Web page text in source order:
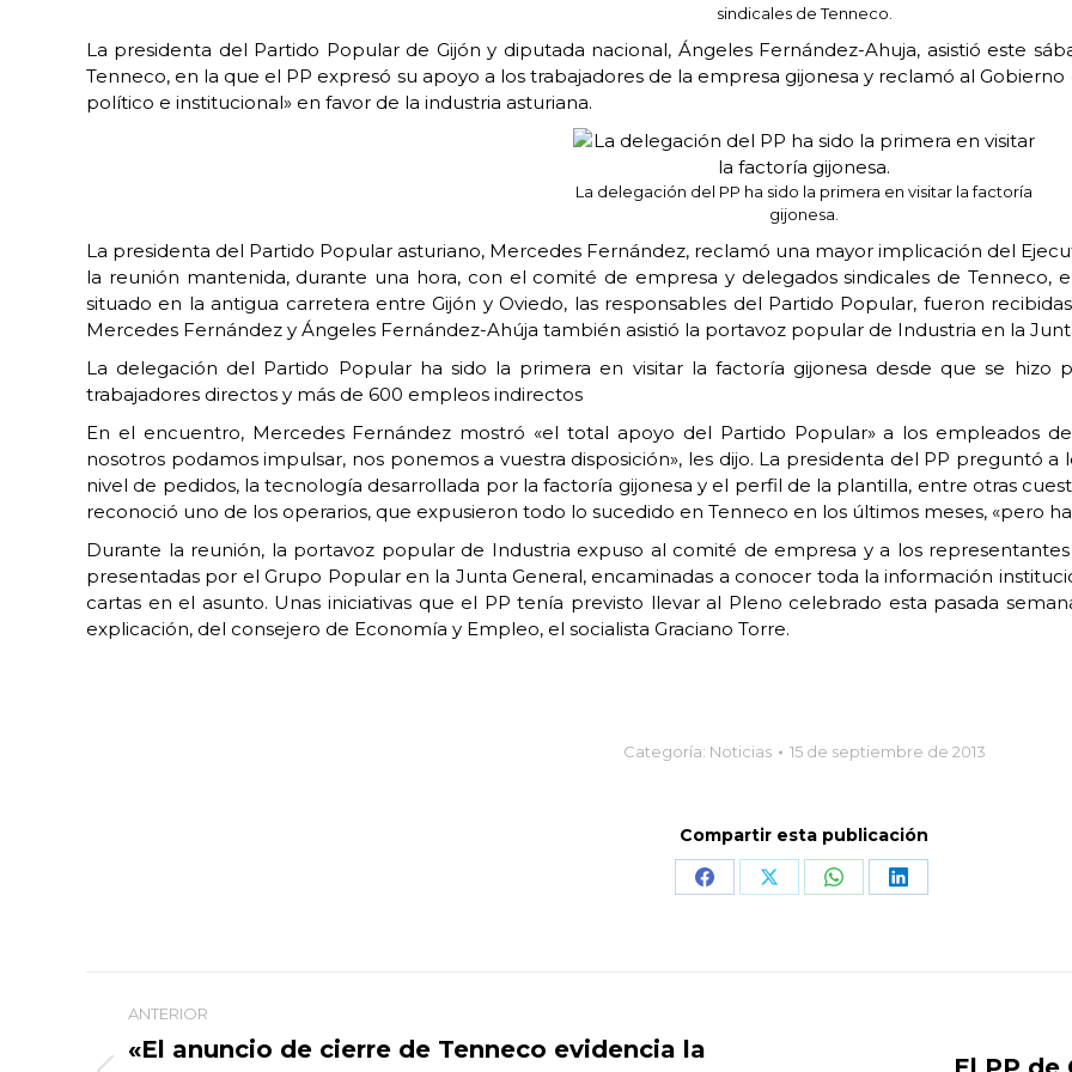
sindicales de Tenneco.
La presidenta del Partido Popular de Gijón y diputada nacional, Ángeles Fernández-Ahuja, asistió este
Tenneco, en la que el PP expresó su apoyo a los trabajadores de la empresa gijonesa y reclamó al
político e institucional» en favor de la industria asturiana.
La delegación del PP ha sido la primera en visitar la factoría
gijonesa.
La presidenta del Partido Popular asturiano, Mercedes Fernández, reclamó una mayor implicación del
la reunión mantenida, durante una hora, con el comité de empresa y delegados sindicales de Tenneco,
situado en la antigua carretera entre Gijón y Oviedo, las responsables del Partido Popular, fueron
Mercedes Fernández y Ángeles Fernández-Ahúja también asistió la portavoz popular de Industria en la
La delegación del Partido Popular ha sido la primera en visitar la factoría gijonesa desde que se hizo
trabajadores directos y más de 600 empleos indirectos
En el encuentro, Mercedes Fernández mostró «el total apoyo del Partido Popular» a los empleados
nosotros podamos impulsar, nos ponemos a vuestra disposición», les dijo. La presidenta del PP preguntó
nivel de pedidos, la tecnología desarrollada por la factoría gijonesa y el perfil de la plantilla, entre otras
reconoció uno de los operarios, que expusieron todo lo sucedido en Tenneco en los últimos meses, «pero
Durante la reunión, la portavoz popular de Industria expuso al comité de empresa y a los
presentadas por el Grupo Popular en la Junta General, encaminadas a conocer toda la información
cartas en el asunto. Unas iniciativas que el PP tenía previsto llevar al Pleno celebrado esta pasada
explicación, del consejero de Economía y Empleo, el socialista Graciano Torre.
Categoría: Noticias 15 de septiembre de 2013
Compartir esta publicación
Share Share Share Share
Navegación
entre
ANTERIOR
«El anuncio de cierre de Tenneco evidencia la